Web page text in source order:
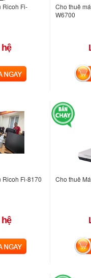
Ricoh Fi-
Cho thuê
W6700
Ricoh Fi-8170 Cho thuê